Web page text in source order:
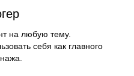
на любую тему.
себя как главного